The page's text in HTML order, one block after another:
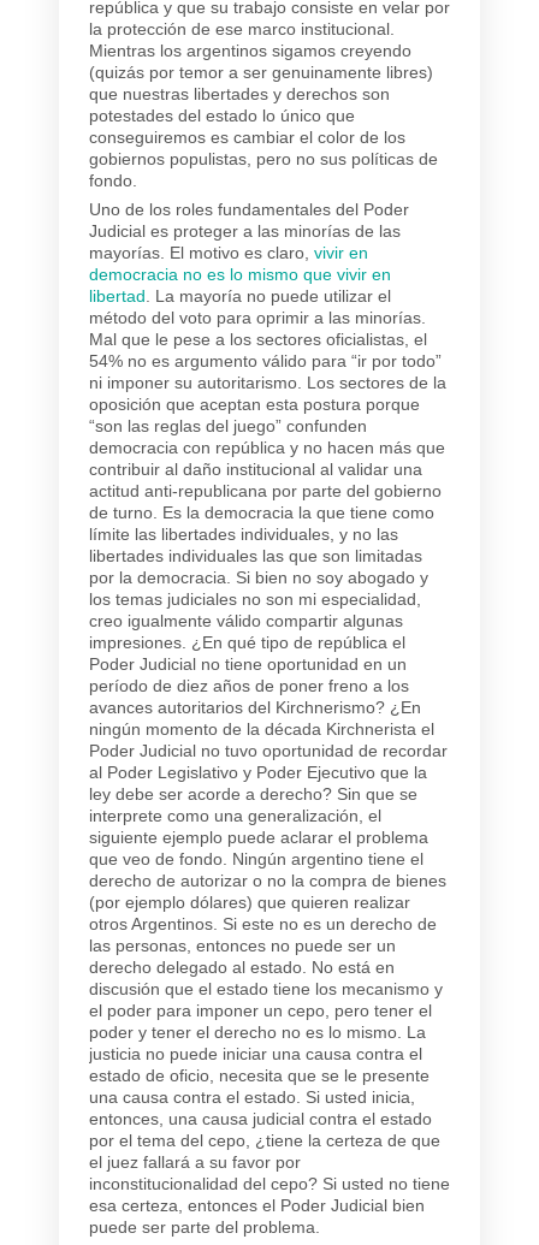
república y que su trabajo consiste en velar por
la protección de ese marco institucional.
Mientras los argentinos sigamos creyendo
(quizás por temor a ser genuinamente libres)
que nuestras libertades y derechos son
potestades del estado lo único que
conseguiremos es cambiar el color de los
gobiernos populistas, pero no sus políticas de
fondo.
Uno de los roles fundamentales del Poder
Judicial es proteger a las minorías de las
mayorías. El motivo es claro, vivir en
democracia no es lo mismo que vivir en
libertad . La mayoría no puede utilizar el
método del voto para oprimir a las minorías.
Mal que le pese a los sectores oficialistas, el
54% no es argumento válido para “ir por todo”
ni imponer su autoritarismo. Los sectores de la
oposición que aceptan esta postura porque
“son las reglas del juego” confunden
democracia con república y no hacen más que
contribuir al daño institucional al validar una
actitud anti-republicana por parte del gobierno
de turno. Es la democracia la que tiene como
límite las libertades individuales, y no las
libertades individuales las que son limitadas
por la democracia. Si bien no soy abogado y
los temas judiciales no son mi especialidad,
creo igualmente válido compartir algunas
impresiones. ¿En qué tipo de república el
Poder Judicial no tiene oportunidad en un
período de diez años de poner freno a los
avances autoritarios del Kirchnerismo? ¿En
ningún momento de la década Kirchnerista el
Poder Judicial no tuvo oportunidad de recordar
al Poder Legislativo y Poder Ejecutivo que la
ley debe ser acorde a derecho? Sin que se
interprete como una generalización, el
siguiente ejemplo puede aclarar el problema
que veo de fondo. Ningún argentino tiene el
derecho de autorizar o no la compra de bienes
(por ejemplo dólares) que quieren realizar
otros Argentinos. Si este no es un derecho de
las personas, entonces no puede ser un
derecho delegado al estado. No está en
discusión que el estado tiene los mecanismo y
el poder para imponer un cepo, pero tener el
poder y tener el derecho no es lo mismo. La
justicia no puede iniciar una causa contra el
estado de oficio, necesita que se le presente
una causa contra el estado. Si usted inicia,
entonces, una causa judicial contra el estado
por el tema del cepo, ¿tiene la certeza de que
el juez fallará a su favor por
inconstitucionalidad del cepo? Si usted no tiene
esa certeza, entonces el Poder Judicial bien
puede ser parte del problema.